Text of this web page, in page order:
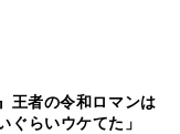
王者の令和ロマンは
ぐらいウケてた」